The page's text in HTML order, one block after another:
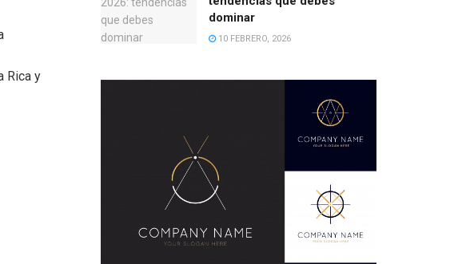
Rica y
dominar
10 FEBRERO, 2026